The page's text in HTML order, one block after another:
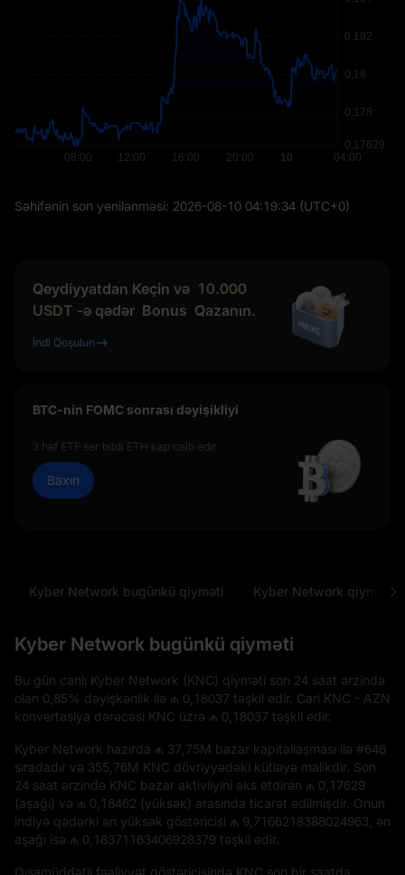
Səhifənin son yenilənməsi: 2026-08-10 04:19:34 (UTC+0)
Qeydiyyatdan Keçin və 10.000
USDT -ə qədər Bonus Qazanın.
İndi Qoşulun
BTC-nin FOMC sonrası dəyişikliyi
3 həf ETF ser bitdi ETH kap cəlb edir
Baxın
Kyber Network bugünkü qiyməti Kyber Network qiymət
Kyber Network bugünkü qiyməti
Bu gün canlı Kyber Network (KNC) qiyməti son 24 saat ərzində
olan 0,85% dəyişkənlik ilə ₼ 0,18037 təşkil edir. Cari KNC - AZN
konvertasiya dərəcəsi KNC üzrə ₼ 0,18037 təşkil edir.
Kyber Network hazırda ₼ 37,75M bazar kapitallaşması ilə #646
sıradadır və 355,76M KNC dövriyyədəki kütləyə malikdir. Son
24 saat ərzində KNC bazar aktivliyini əks etdirən ₼ 0,17629
(aşağı) və ₼ 0,18462 (yüksək) arasında ticarət edilmişdir. Onun
indiyə qədərki ən yüksək göstəricisi ₼ 9,7166218388024963 , ən
aşağı isə ₼ 0,18371163406928379 təşkil edir.
Qısamüddətli fəaliyyət göstəricisində KNC son bir saatda